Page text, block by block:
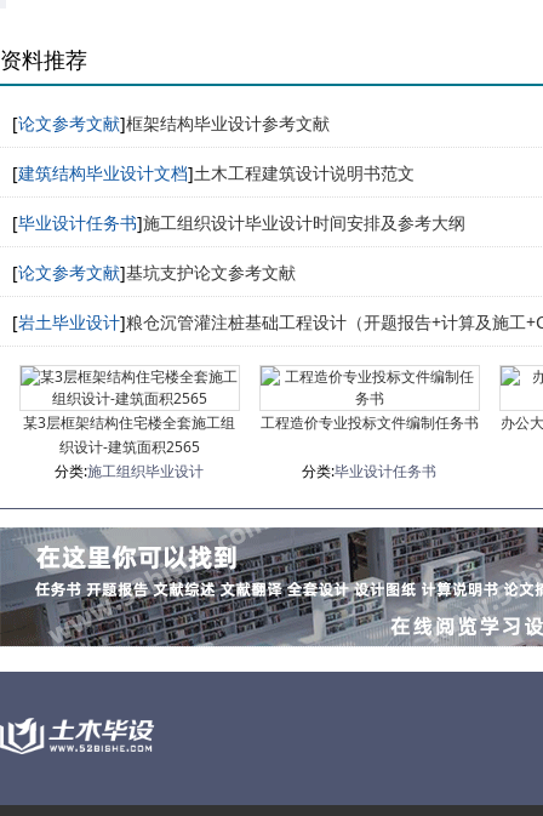
资料推荐
[论文参考文献]框架结构毕业设计参考文献
[建筑结构毕业设计文档]土木工程建筑设计说明书范文
[毕业设计任务书]施工组织设计毕业设计时间安排及参考大纲
[论文参考文献]基坑支护论文参考文献
[岩土毕业设计]粮仓沉管灌注桩基础工程设计（开题报告+计算及施工
某3层框架结构住宅楼全套施工组
织设计-建筑面积2565
分类:施工组织毕业设计
工程造价专业投标文件编制任务书
分类:毕业设计任务书
办公